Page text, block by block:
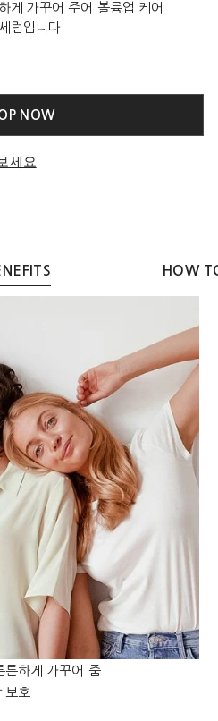
게 가꾸어 주어 볼륨업 케어
럼입니다.
NOW
세요
HOW
튼하게 가꾸어 줌
보호